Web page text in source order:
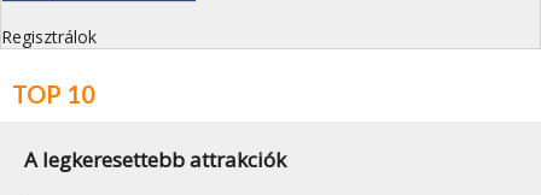
Regisztrálok
TOP 10
A legkeresettebb attrakciók